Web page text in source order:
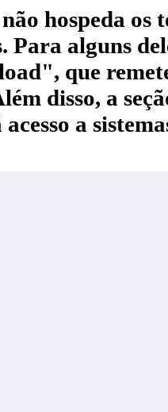
hospeda
Para alguns
que
disso, a
a